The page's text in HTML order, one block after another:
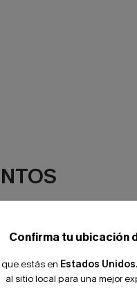
Confirma tu ubicación
estás en Estados Unidos.
al sitio local para una mejor
-